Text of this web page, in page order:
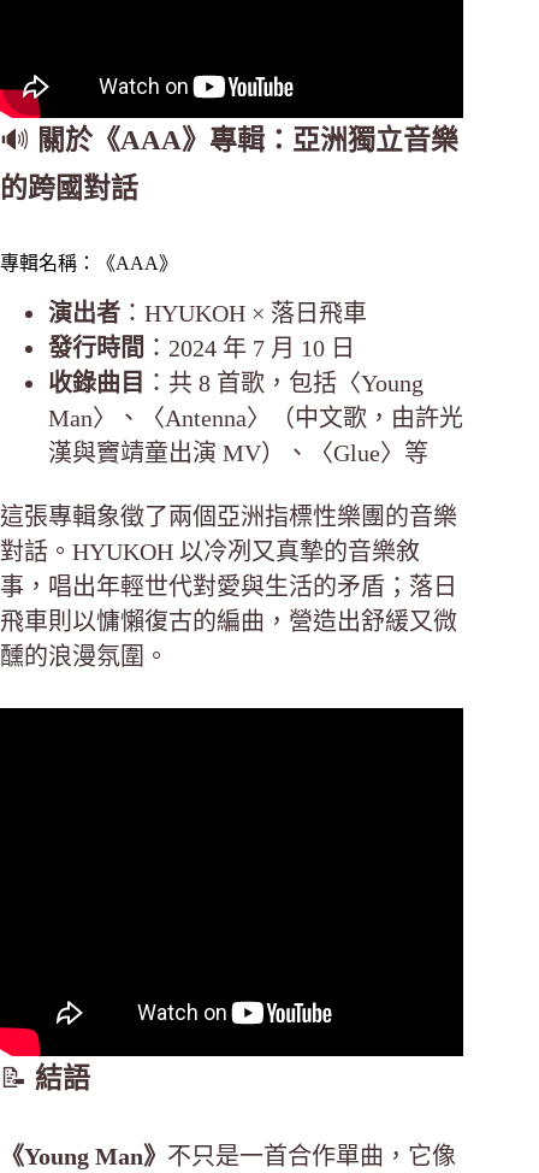
🔊 關於《AAA》專輯：亞洲獨立音樂
的跨國對話
專輯名稱：《AAA》
演出者 ：HYUKOH × 落日飛車
發行時間 ：2024 年 7 月 10 日
收錄曲目 ：共 8 首歌，包括〈Young
Man〉、〈Antenna〉（中文歌，由許光
漢與竇靖童出演 MV）、〈Glue〉等
這張專輯象徵了兩個亞洲指標性樂團的音樂
對話。HYUKOH 以冷冽又真摯的音樂敘
事，唱出年輕世代對愛與生活的矛盾；落日
飛車則以慵懶復古的編曲，營造出舒緩又微
醺的浪漫氛圍。
📝 結語
《Young Man》 不只是一首合作單曲，它像